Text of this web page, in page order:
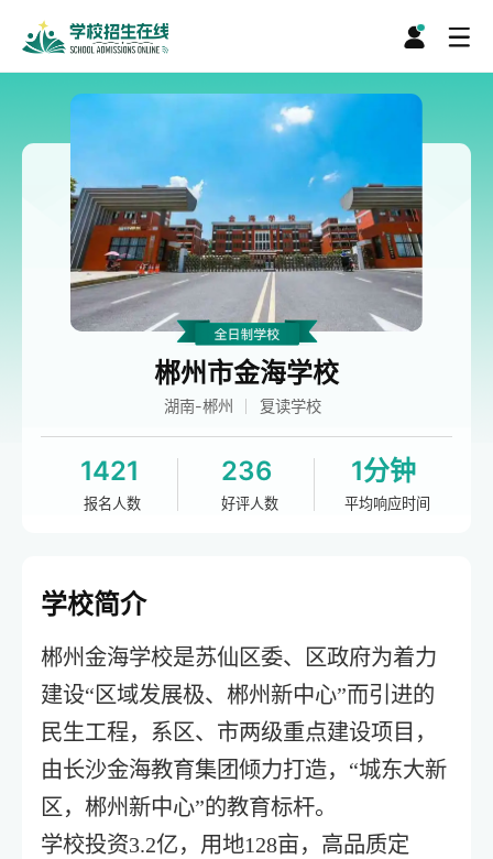
郴州市金海学校
湖南-郴州 复读学校
1421
报名人数
236
好评人数
1分钟
平均响应时间
学校简介
郴州金海学校是苏仙区委、区政府为着力
建设“区域发展极、郴州新中心”而引进的
民生工程，系区、市两级重点建设项目，
由长沙金海教育集团倾力打造，“城东大新
区，郴州新中心”的教育标杆。
学校投资3.2亿，用地128亩，高品质定